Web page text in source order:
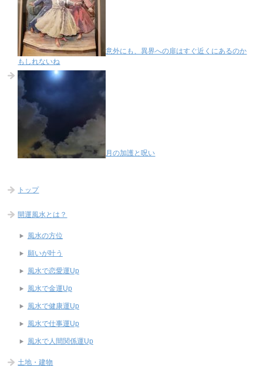
意外にも、異界への扉はすぐ近くにあるのか
もしれないね
月の加護と呪い
トップ
開運風水とは？
風水の方位
願いが叶う
風水で恋愛運Up
風水で金運Up
風水で健康運Up
風水で仕事運Up
風水で人間関係運Up
土地・建物